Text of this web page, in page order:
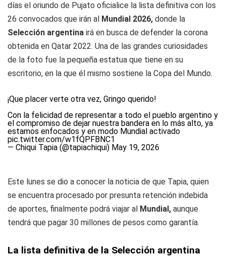
días el oriundo de Pujato oficialice la lista definitiva con los
26 convocados que irán al Mundial 2026, donde la
Selección argentina irá en busca de defender la corona
obtenida en Qatar 2022. Una de las grandes curiosidades
de la foto fue la pequeña estatua que tiene en su
escritorio, en la que él mismo sostiene la Copa del Mundo.
¡Que placer verte otra vez, Gringo querido!
Con la felicidad de representar a todo el pueblo argentino y
el compromiso de dejar nuestra bandera en lo más alto, ya
estamos enfocados y en modo Mundial activado
pic.twitter.com/w1fQPFBNC1
— Chiqui Tapia (@tapiachiqui) May 19, 2026
Este lunes se dio a conocer la noticia de que Tapia, quien
se encuentra procesado por presunta retención indebida
de aportes, finalmente podrá viajar al Mundial, aunque
tendrá que pagar 30 millones de pesos como garantía.
La lista definitiva de la Selección argentina